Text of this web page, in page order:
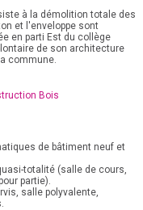
à la démolition totale des
et l'enveloppe sont
en parti Est du collège
de son architecture
commune.
Bois
de bâtiment neuf et
totalité (salle de cours,
partie).
salle polyvalente,